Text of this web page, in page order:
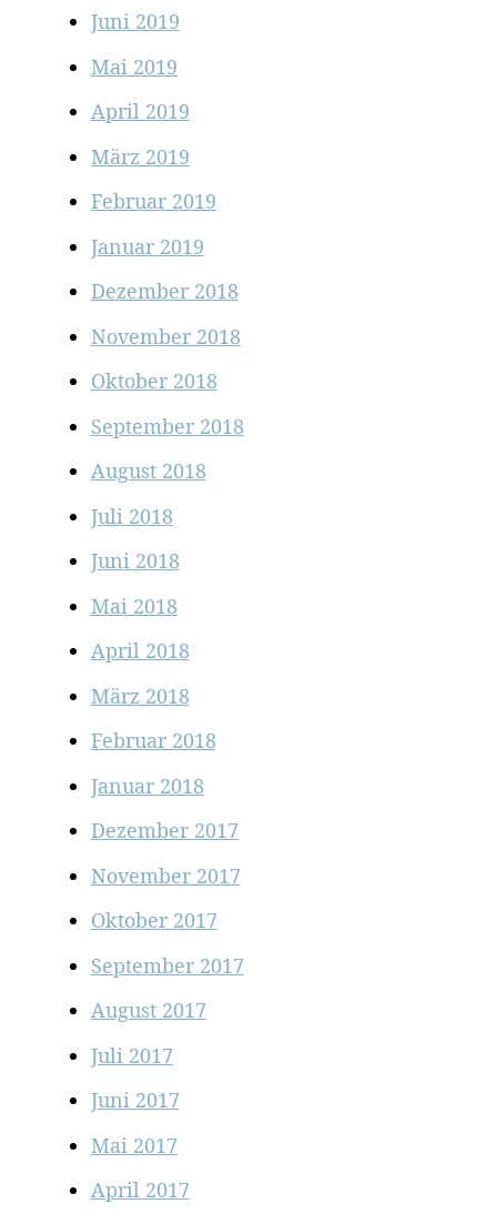
Juni 2019
Mai 2019
April 2019
März 2019
Februar 2019
Januar 2019
Dezember 2018
November 2018
Oktober 2018
September 2018
August 2018
Juli 2018
Juni 2018
Mai 2018
April 2018
März 2018
Februar 2018
Januar 2018
Dezember 2017
November 2017
Oktober 2017
September 2017
August 2017
Juli 2017
Juni 2017
Mai 2017
April 2017